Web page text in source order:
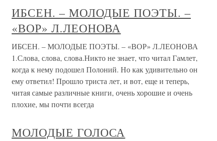
ИБСЕН. – МОЛОДЫЕ ПОЭТЫ. –
«ВОР» Л.ЛЕОНОВА
ИБСЕН. – МОЛОДЫЕ ПОЭТЫ. – «ВОР» Л.ЛЕОНОВА
1.Слова, слова, слова.Никто не знает, что читал Гамлет,
когда к нему подошел Полоний. Но как удивительно он
ему ответил! Прошло триста лет, и вот, еще и теперь,
читая самые различные книги, очень хорошие и очень
плохие, мы почти всегда
МОЛОДЫЕ ГОЛОСА